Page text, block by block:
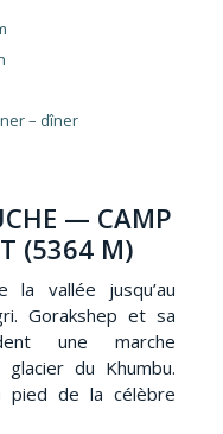
– dîner
— CAMP
(5364 M)
la vallée jusqu’au
Gorakshep et sa
une marche
du Khumbu.
pied de la célèbre